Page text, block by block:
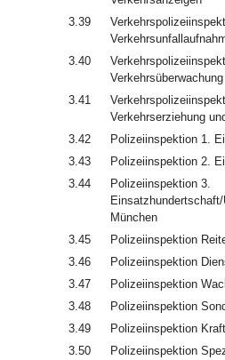
3.39
3.40
Verkehrsüberwachung
3.41
Verkehrserziehung
3.42
Polizeiinspektion 1.
3.43
Polizeiinspektion 2.
3.44
Polizeiinspektion 3.
München
3.45
Polizeiinspektion
3.46
Polizeiinspektion
3.47
Polizeiinspektion
3.48
Polizeiinspektion
3.49
Polizeiinspektion
3.50
Polizeiinspektion